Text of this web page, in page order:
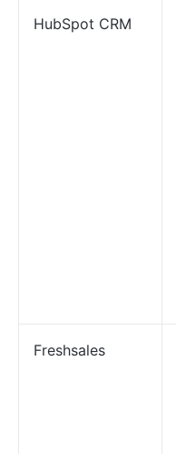
HubSpot CRM
Freshsales